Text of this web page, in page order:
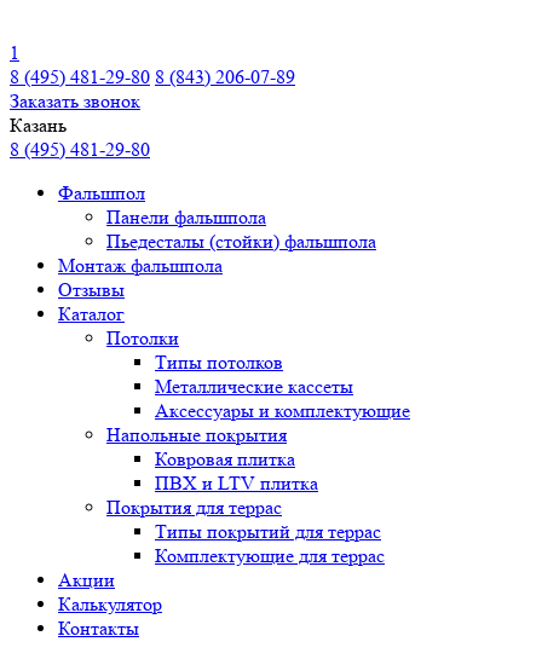
1
8 (495) 481-29-80 8 (843) 206-07-89
Заказать звонок
Казань
8 (495) 481-29-80
Фальшпол
Панели фальшпола
Пьедесталы (стойки) фальшпола
Монтаж фальшпола
Отзывы
Каталог
Потолки
Типы потолков
Металлические кассеты
Аксессуары и комплектующие
Напольные покрытия
Ковровая плитка
ПВХ и LTV плитка
Покрытия для террас
Типы покрытий для террас
Комплектующие для террас
Акции
Калькулятор
Контакты